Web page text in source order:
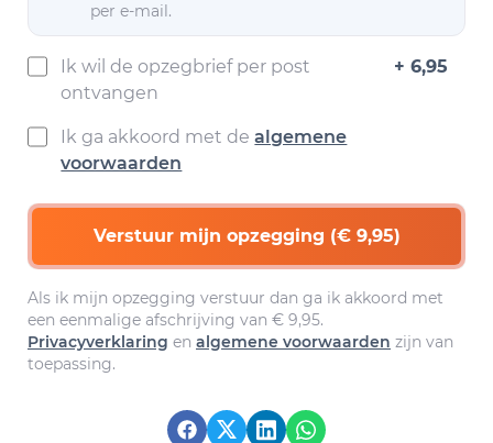
per e-mail.
Ik wil de opzegbrief per post
ontvangen
+ 6,95
Ik ga akkoord met dealgemene
voorwaarden
Verstuur mijn opzegging (€ 9,95)
Als ik mijn opzegging verstuur dan ga ik akkoord met
een eenmalige afschrijving van € 9,95.
Privacyverklaring en algemene voorwaarden zijn van
toepassing.